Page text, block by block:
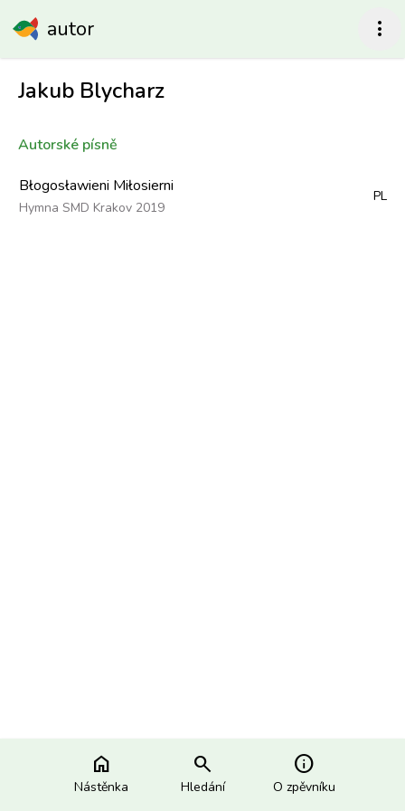
home
Nástěnka
search
Hledání
info
O zpěvníku
autor more_vert
Jakub Blycharz
Autorské písně
Błogosławieni Miłosierni
Hymna SMD Krakov 2019
PL